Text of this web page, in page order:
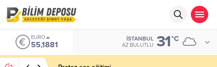
EURO
55,1881
İSTANBUL
AZ BULUTLU 31°C